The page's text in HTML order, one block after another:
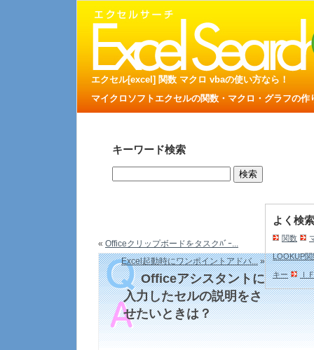
エクセル[excel] 関数 マクロ vbaの使い方なら！
マイクロソフトエクセルの関数・マクロ・グラフの
キーワード検索
よく検
関数
LOOKUP関
キー Ｉ
« Officeクリップボードをタスクﾊﾞｰ...
Excel起動時にワンポイントアドバ...»
Officeアシスタントに
入力したセルの説明をさ
せたいときは？